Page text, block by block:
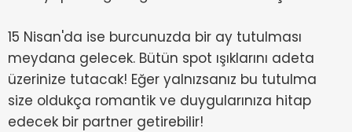
15 Nisan'da ise burcunuzda bir ay tutulması
meydana gelecek. Bütün spot ışıklarını adeta
üzerinize tutacak! Eğer yalnızsanız bu tutulma
size oldukça romantik ve duygularınıza hitap
edecek bir partner getirebilir!